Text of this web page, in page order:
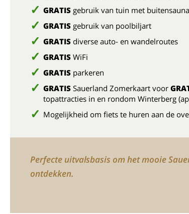
GRATIS gebruik van tuin met buitensauna
GRATIS gebruik van poolbiljart
GRATIS diverse auto- en wandelroutes
GRATIS WiFi
GRATIS parkeren
GRATIS Sauerland Zomerkaart voor
topattracties in en rondom Winterberg
Mogelijkheid om fiets te huren aan de
Perfecte uitvalsbasis om het mooie
ontdekken.